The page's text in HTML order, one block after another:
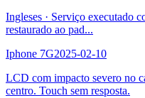
Ingleses · Serviço executado
restaurado ao pad...
Iphone 7G2025-02-10
LCD com impacto severo no
centro. Touch sem resposta.